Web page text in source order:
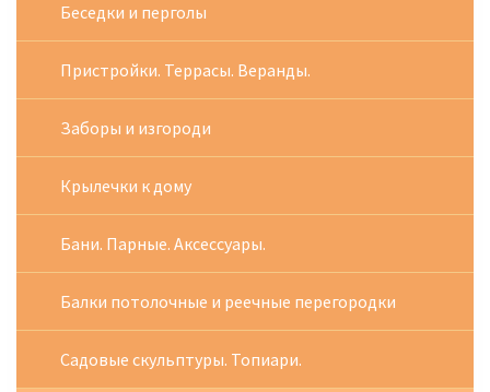
Беседки и перголы
Пристройки. Террасы. Веранды.
Заборы и изгороди
Крылечки к дому
Бани. Парные. Аксессуары.
Балки потолочные и реечные перегородки
Садовые скульптуры. Топиари.